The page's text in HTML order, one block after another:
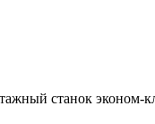
станок эконом-